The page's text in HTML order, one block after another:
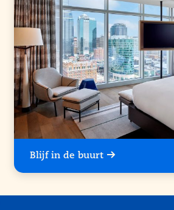
Blijf in de buurt